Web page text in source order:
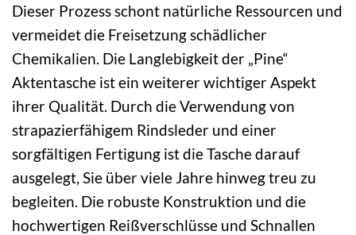
Dieser Prozess schont natürliche Ressourcen und
vermeidet die Freisetzung schädlicher
Chemikalien. Die Langlebigkeit der „Pine“
Aktentasche ist ein weiterer wichtiger Aspekt
ihrer Qualität. Durch die Verwendung von
strapazierfähigem Rindsleder und einer
sorgfältigen Fertigung ist die Tasche darauf
ausgelegt, Sie über viele Jahre hinweg treu zu
begleiten. Die robuste Konstruktion und die
hochwertigen Reißverschlüsse und Schnallen